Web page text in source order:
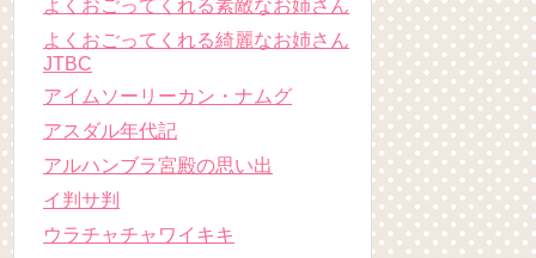
よくおごってくれる素敵なお姉さん
よくおごってくれる綺麗なお姉さん
JTBC
アイムソーリーカン・ナムグ
アスダル年代記
アルハンブラ宮殿の思い出
イ判サ判
ウラチャチャワイキキ